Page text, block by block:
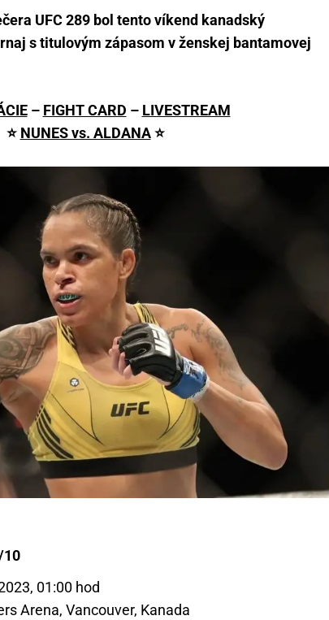
UFC 289 bol tento víkend kanadský
s titulovým zápasom v ženskej bantamovej
– FIGHT CARD – LIVESTREAM
⭐ NUNES vs. ALDANA⭐
10
01:00 hod
Arena, Vancouver, Kanada